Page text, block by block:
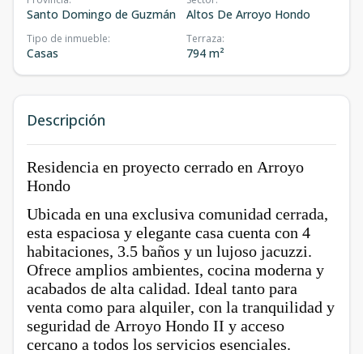
Santo Domingo de Guzmán Altos De Arroyo Hondo
Tipo de inmueble:
Casas
Terraza:
794 m²
Descripción
Residencia en proyecto cerrado en Arroyo
Hondo
Ubicada en una exclusiva comunidad cerrada,
esta espaciosa y elegante casa cuenta con 4
habitaciones, 3.5 baños y un lujoso jacuzzi.
Ofrece amplios ambientes, cocina moderna y
acabados de alta calidad. Ideal tanto para
venta como para alquiler, con la tranquilidad y
seguridad de Arroyo Hondo II y acceso
cercano a todos los servicios esenciales.